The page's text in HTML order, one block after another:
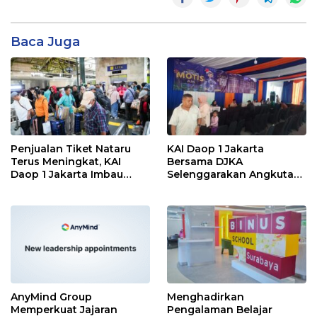
Baca Juga
Penjualan Tiket Nataru
Terus Meningkat, KAI
Daop 1 Jakarta Imbau
KAI Daop 1 Jakarta
Bersama DJKA
Selenggarakan Angkutan
Baru 2026
AnyMind Group
Memperkuat Jajaran
Menghadirkan
Pengalaman Belajar